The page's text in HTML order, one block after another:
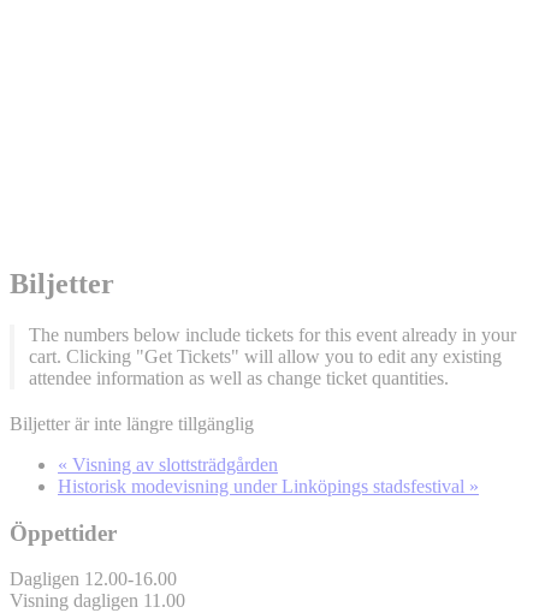
Biljetter
The numbers below include tickets for this event already in your
cart. Clicking "Get Tickets" will allow you to edit any existing
attendee information as well as change ticket quantities.
Biljetter är inte längre tillgänglig
« Visning av slottsträdgården
Historisk modevisning under Linköpings stadsfestival »
Öppettider
Dagligen 12.00-16.00
Visning dagligen 11.00